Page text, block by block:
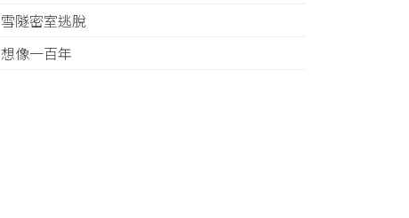
雪隧密室逃脫
想像一百年